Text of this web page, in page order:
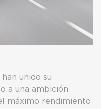
unido su
a una ambición
máximo rendimiento